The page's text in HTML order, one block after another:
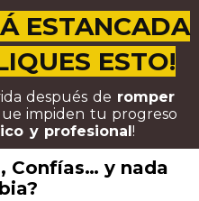
ESTANCADA
ESTO!
después de romper
impiden tu progreso
y profesional!
Confías… y nada